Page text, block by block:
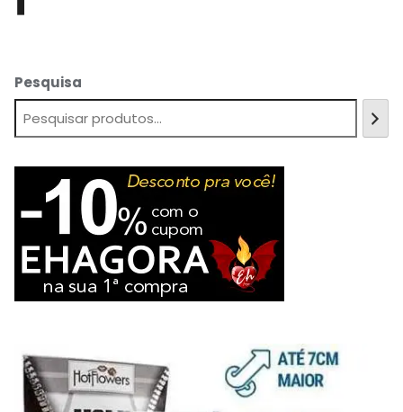
Pesquisa